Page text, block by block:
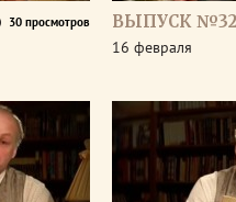
30 просмотров ВЫПУСК
16 февраля